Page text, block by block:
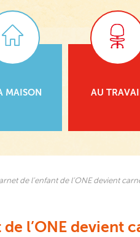
MAISON AU
de l’enfant de l’ONE devient
l’ONE devient